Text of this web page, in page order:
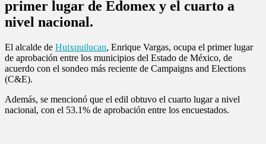
primer lugar de Edomex y el cuarto a
nivel nacional.
El alcalde de Huixquilucan, Enrique Vargas, ocupa el primer lugar
de aprobación entre los municipios del Estado de México, de
acuerdo con el sondeo más reciente de Campaigns and Elections
(C&E).
Además, se mencionó que el edil obtuvo el cuarto lugar a nivel
nacional, con el 53.1% de aprobación entre los encuestados.